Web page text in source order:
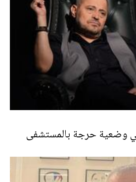
وضعية حرجة بالمستشفى